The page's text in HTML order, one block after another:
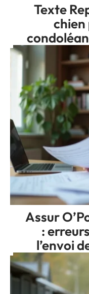
Texte
chien
Assur
:
l’envoi